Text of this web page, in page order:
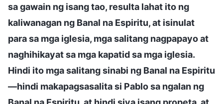
sa gawain ng isang tao, resulta lahat ito ng
kaliwanagan ng Banal na Espiritu, at isinulat
para sa mga iglesia, mga salitang nagpapayo at
naghihikayat sa mga kapatid sa mga iglesia.
Hindi ito mga salitang sinabi ng Banal na Espiritu
—hindi makapagsasalita si Pablo sa ngalan ng